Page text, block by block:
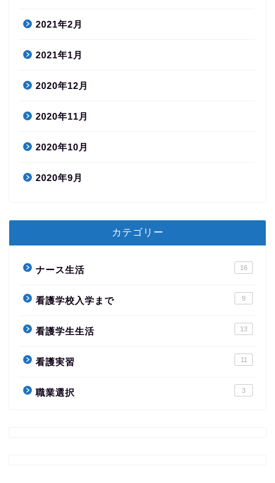
2021年2月
2021年1月
2020年12月
2020年11月
2020年10月
2020年9月
カテゴリー
ナース生活 16
看護学校入学まで 9
看護学生生活 13
看護実習 11
職業選択 3